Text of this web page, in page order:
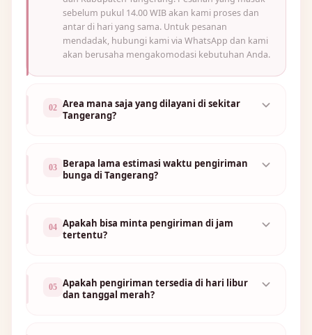
sebelum pukul 14.00 WIB akan kami proses dan
antar di hari yang sama. Untuk pesanan
mendadak, hubungi kami via WhatsApp dan kami
akan berusaha mengakomodasi kebutuhan Anda.
02 Area mana saja yang dilayani di sekitar
Tangerang?
03
Berapa lama estimasi waktu pengiriman
bunga di Tangerang?
04 Apakah bisa minta pengiriman di jam
tertentu?
05 Apakah pengiriman tersedia di hari libur
dan tanggal merah?